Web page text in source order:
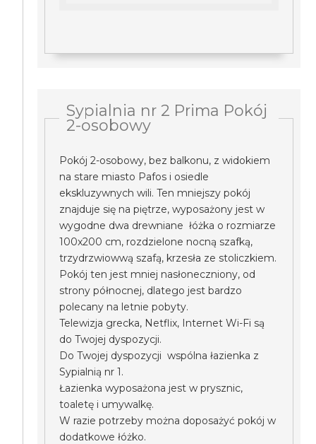
Sypialnia nr 2 Prima Pokój
2-osobowy
Pokój 2-osobowy, bez balkonu, z widokiem
na stare miasto Pafos i osiedle
ekskluzywnych wili. Ten mniejszy pokój
znajduje się na piętrze, wyposażony jest w
wygodne dwa drewniane łóżka o rozmiarze
100x200 cm, rozdzielone nocną szafką,
trzydrzwiowwą szafą, krzesła ze stoliczkiem.
Pokój ten jest mniej nasłoneczniony, od
strony północnej, dlatego jest bardzo
polecany na letnie pobyty.
Telewizja grecka, Netflix, Internet Wi-Fi są
do Twojej dyspozycji.
Do Twojej dyspozycji wspólna łazienka z
Sypialnią nr 1.
Łazienka wyposażona jest w prysznic,
toaletę i umywalkę.
W razie potrzeby można doposażyć pokój w
dodatkowe łóżko.